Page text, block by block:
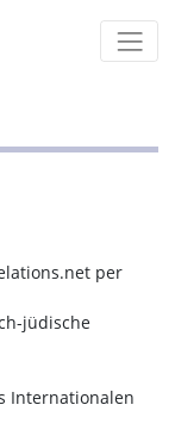
per
jüdische
Internationalen